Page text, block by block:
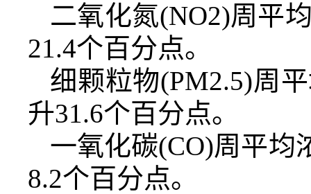
二氧化氮(NO2)周平
21.4个百分点。
细颗粒物(PM2.5)周
升31.6个百分点。
一氧化碳(CO)周平均
8.2个百分点。